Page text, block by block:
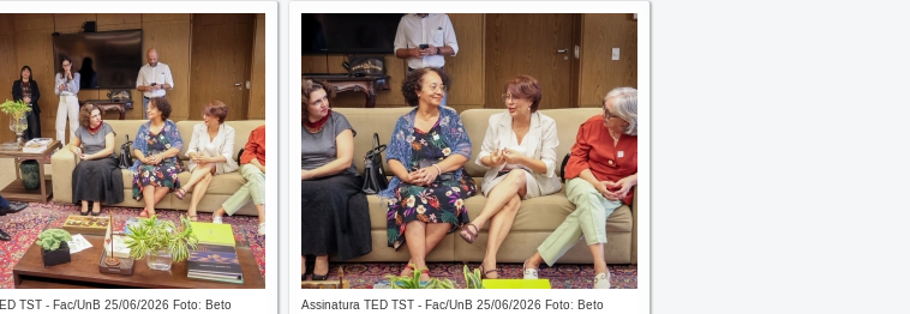
TST - Fac/UnB 25/06/2026 Foto: Beto
Assinatura TED TST - Fac/UnB 25/06/2026 Foto: Beto